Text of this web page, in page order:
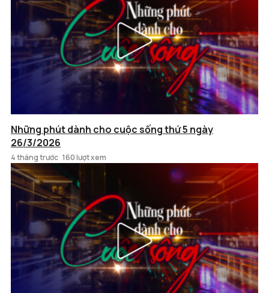
Những phút dành cho cuộc sống thứ 5 ngày
26/3/2026
4 tháng trước 160 lượt xem